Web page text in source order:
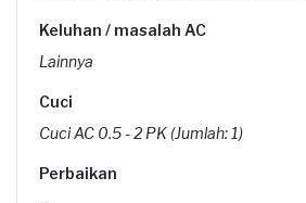
Keluhan / masalah AC
Lainnya
Cuci
Cuci AC 0.5 - 2 PK (Jumlah: 1)
Perbaikan